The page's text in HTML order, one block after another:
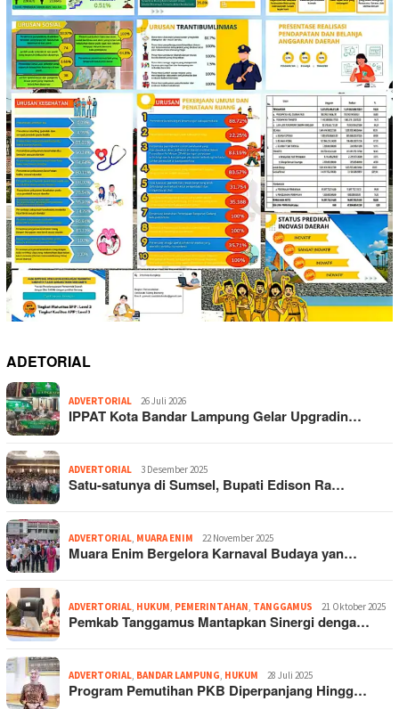
ADETORIAL
ADVERTORIAL 26 Juli 2026
IPPAT Kota Bandar Lampung Gelar Upgradin…
ADVERTORIAL 3 Desember 2025
Satu-satunya di Sumsel, Bupati Edison Ra…
ADVERTORIAL, MUARA ENIM 22 November 2025
Muara Enim Bergelora Karnaval Budaya yan…
ADVERTORIAL, HUKUM, PEMERINTAHAN, TANGGAMUS 21 Oktober 2025
Pemkab Tanggamus Mantapkan Sinergi denga…
ADVERTORIAL, BANDAR LAMPUNG, HUKUM 28 Juli 2025
Program Pemutihan PKB Diperpanjang Hingg…